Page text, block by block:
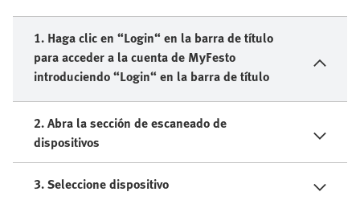
1. Haga clic en “Login“ en la barra de título
para acceder a la cuenta de MyFesto
introduciendo “Login“ en la barra de título
2. Abra la sección de escaneado de
dispositivos
3. Seleccione dispositivo